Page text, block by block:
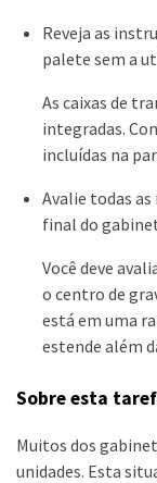
Reveja as
palete sem a
As caixas de
integradas.
incluídas na
Avalie todas
final do
Você deve
o centro de
está em uma
estende além
Sobre esta
Muitos dos
unidades. Esta